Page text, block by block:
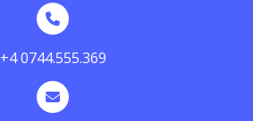
+4 0744.555.369